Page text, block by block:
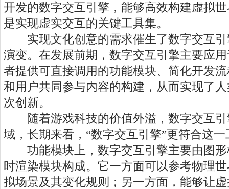
开发的数字交互引擎，能够高效构建虚拟
是实现虚实交互的关键工具集。
实现文化创意的需求催生了数字交互引
演变。在发展前期，数字交互引擎主要应
者提供可直接调用的功能模块、简化开发
和用户共同参与内容的构建，从而实现了
次创新。
随着游戏科技的价值外溢，数字交互引
域，长期来看，“数字交互引擎”更符合这
功能模块上，数字交互引擎主要由图形
时渲染模块构成。它一方面可以参考物理
拟场景及其变化规则；另一方面，能够让